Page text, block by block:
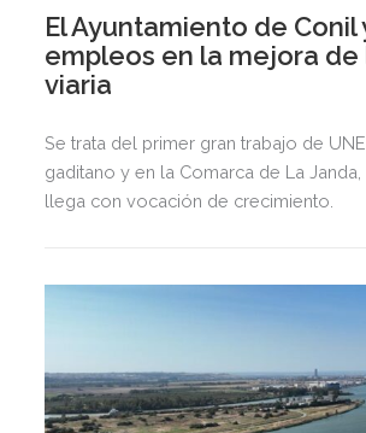
El Ayuntamiento de Conil
empleos en la mejora de
viaria
Se trata del primer gran trabajo de
gaditano y en la Comarca de La
llega con vocación de crecimiento.